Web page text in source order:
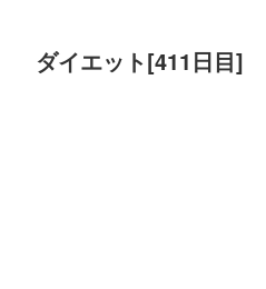
ダイエット[411日目]